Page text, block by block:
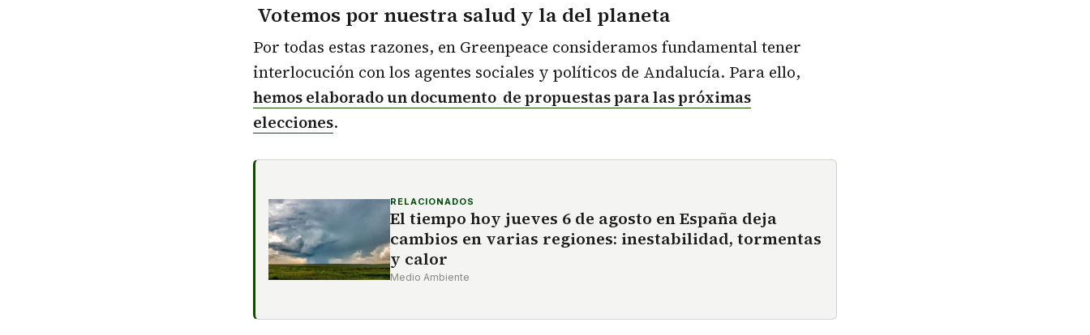
Votemos por nuestra salud y la del planeta
Por todas estas razones, en Greenpeace consideramos fundamental tener
interlocución con los agentes sociales y políticos de Andalucía. Para ello,
hemos elaborado un documento de propuestas para las próximas
elecciones.
RELACIONADOS
El tiempo hoy jueves 6 de agosto en España deja
cambios en varias regiones: inestabilidad, tormentas
y calor
Medio Ambiente